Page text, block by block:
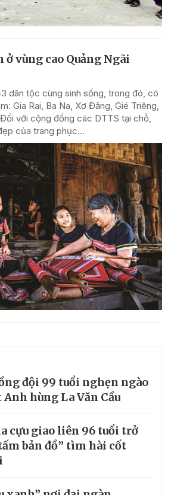
ở vùng cao Quảng Ngãi
dân tộc cùng sinh sống, trong đó, có
Gia Rai, Ba Na, Xơ Đăng, Gié Triêng,
với cộng đồng các DTTS tại chỗ,
của trang phục...
đội 99 tuổi nghẹn ngào
hùng La Văn Cầu
cựu giao liên 96 tuổi trở
bản đồ” tìm hài cốt